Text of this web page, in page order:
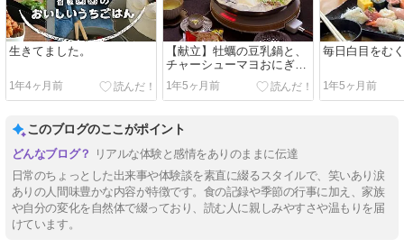
生きてました。
1年4ヶ月前
【献立】牡蠣の豆乳鍋と、
チャーシューマヨおにぎり
と、豆もやしのナムルな
ど。～みんなの機嫌が悪い
年度末～
1年5ヶ月前
毎日白目をむ
1年5ヶ月前
このブログのここがポイント
リアルな体験と感情をありのままに伝達
日常のちょっとした出来事や体験談を素直に綴るスタイルで、笑いあり涙
ありの人間味豊かな内容が特徴です。食の記録や季節の行事に加え、家族
や自分の変化を自然体で綴っており、読む人に親しみやすさや温もりを届
けています。